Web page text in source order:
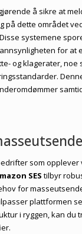
å sikre at
på dette området
systemene
for at
og klagerater, noe
som opplever
SES tilbyr
for
plattformen
i ryggen, kan du